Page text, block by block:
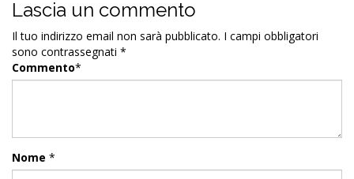
Lascia un commento
Il tuo indirizzo email non sarà pubblicato. I campi obbligatori
sono contrassegnati *
Commento*
Nome *